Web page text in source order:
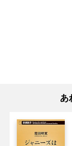
あ